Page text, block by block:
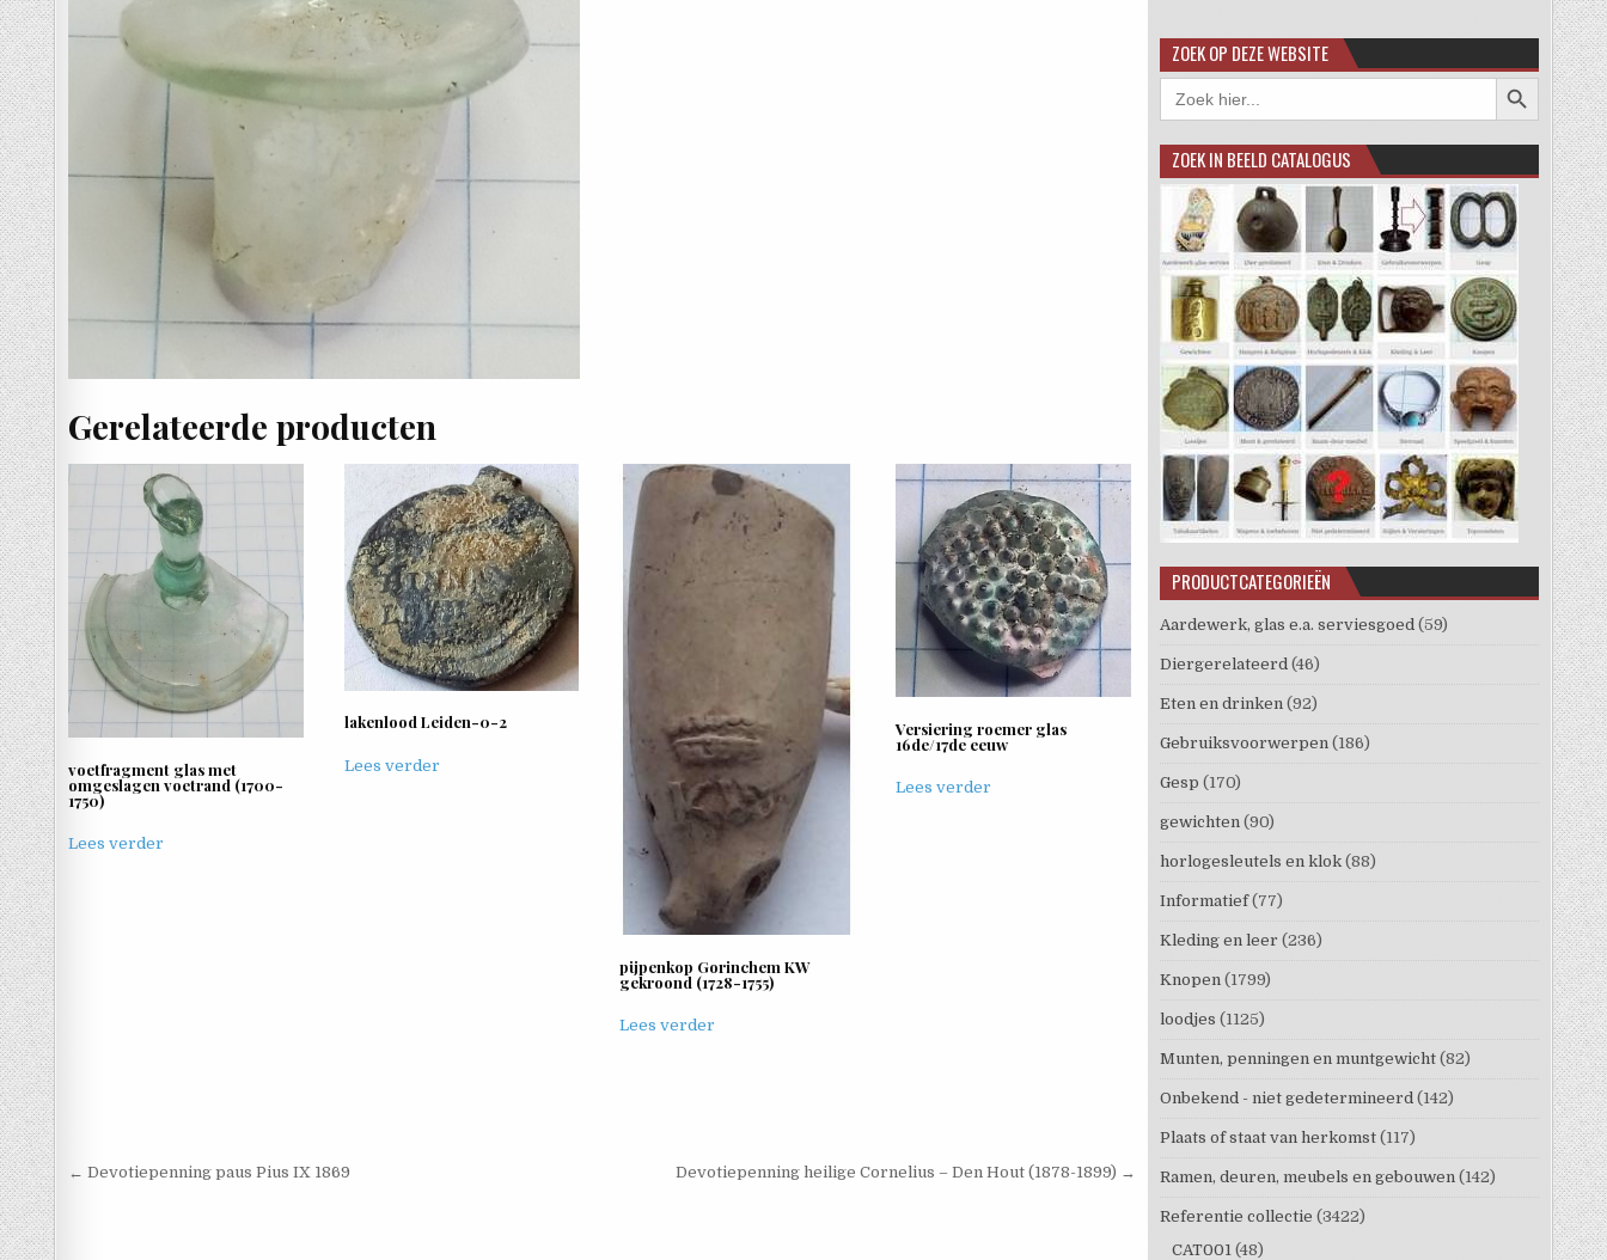
Gerelateerde producten
voetfragment glas met
omgeslagen voetrand (1700-
1750)
Lees verder
lakenlood Leiden-0-2
Lees verder
pijpenkop Gorinchem KW
gekroond (1728-1755)
Lees verder
Versiering roemer glas
16de/17de eeuw
Lees verder
Berichtnavigatie
← Devotiepenning paus Pius IX 1869 Devotiepenning heilige Cornelius – Den Hout (1878-1899) →
ZOEK OP DEZE WEBSITE
Zoek
naar:
Zoekknop
ZOEK IN BEELD CATALOGUS
PRODUCTCATEGORIEËN
Aardewerk, glas e.a. serviesgoed (59)
Diergerelateerd (46)
Eten en drinken (92)
Gebruiksvoorwerpen (186)
Gesp (170)
gewichten (90)
horlogesleutels en klok (88)
Informatief (77)
Kleding en leer (236)
Knopen (1799)
loodjes (1125)
Munten, penningen en muntgewicht (82)
Onbekend - niet gedetermineerd (142)
Plaats of staat van herkomst (117)
Ramen, deuren, meubels en gebouwen (142)
Referentie collectie (3422)
CAT001 (48)